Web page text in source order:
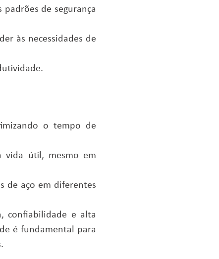
de segurança
às necessidades de
o tempo de
vida útil, mesmo em
de aço em diferentes
confiabilidade e alta
é fundamental para